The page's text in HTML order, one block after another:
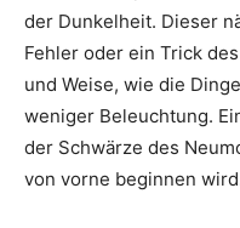
der Dunkelheit. Dieser
Fehler oder ein Trick
und Weise, wie die
weniger Beleuchtung.
der Schwärze des
von vorne beginnen